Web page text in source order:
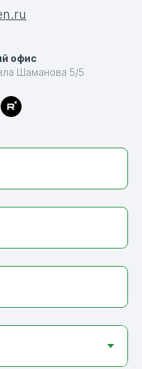
офис
Шаманова 5/5